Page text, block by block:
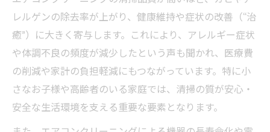
レルゲンの除去率が上がり、健康維持や症状の改善（“治
癒”）に大きく寄与します。これにより、アレルギー症状
や体調不良の頻度が減少したという声も聞かれ、医療費
の削減や家計の負担軽減にもつながっています。特に小
さなお子様や高齢者のいる家庭では、清掃の質が安心・
安全な生活環境を支える重要な要素となります。